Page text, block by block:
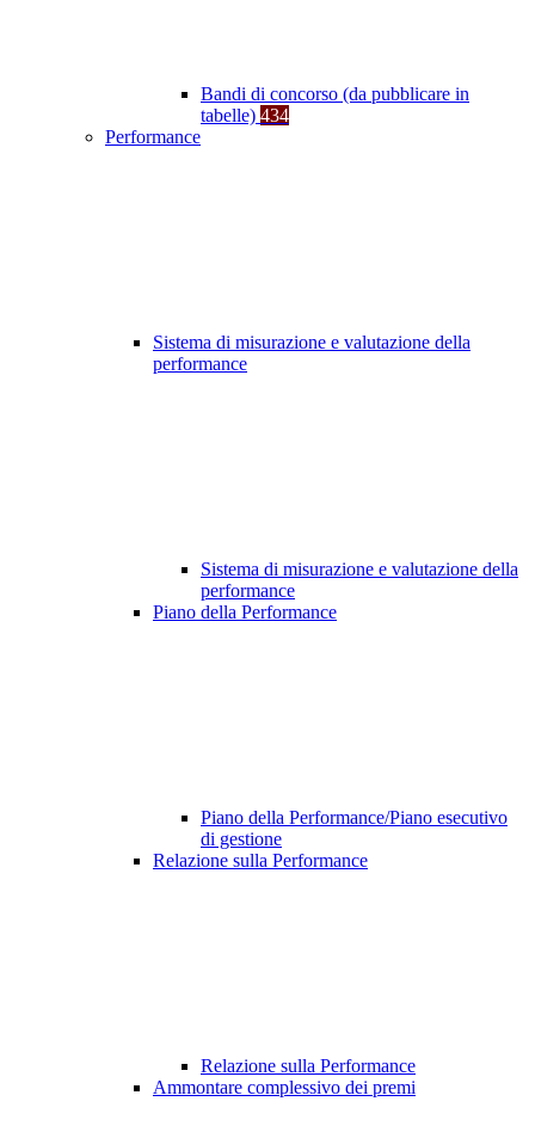
Bandi di concorso (da pubblicare in
tabelle) 434
Performance
Sistema di misurazione e valutazione della
performance
Sistema di misurazione e valutazione della
performance
Piano della Performance
Piano della Performance/Piano esecutivo
di gestione
Relazione sulla Performance
Relazione sulla Performance
Ammontare complessivo dei premi